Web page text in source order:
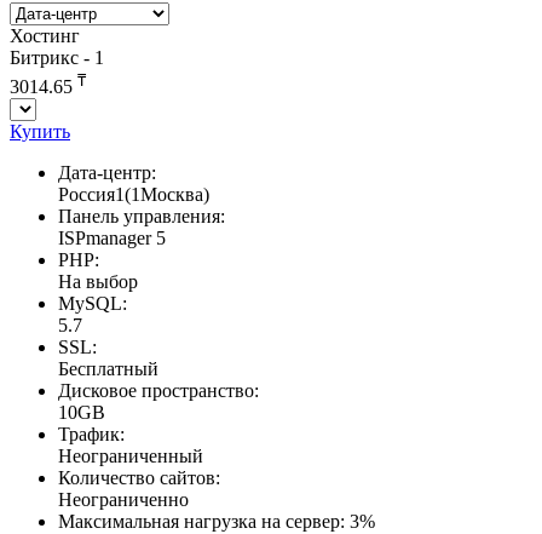
Хостинг
Битрикс - 1
3014.65 ₸
Купить
Дата-центр:
Россия1(1Москва)
Панель управления:
ISPmanager 5
PHP:
На выбор
MySQL:
5.7
SSL:
Бесплатный
Дисковое пространство:
10GB
Трафик:
Неограниченный
Количество сайтов:
Неограниченно
Максимальная нагрузка на сервер: 3%